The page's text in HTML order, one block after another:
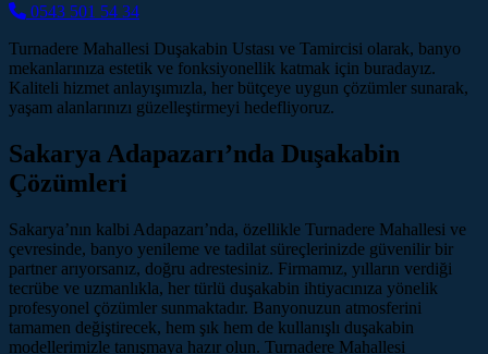
0543 501 54 34
Turnadere Mahallesi Duşakabin Ustası ve Tamircisi olarak, banyo
mekanlarınıza estetik ve fonksiyonellik katmak için buradayız.
Kaliteli hizmet anlayışımızla, her bütçeye uygun çözümler sunarak,
yaşam alanlarınızı güzelleştirmeyi hedefliyoruz.
Sakarya Adapazarı’nda Duşakabin
Çözümleri
Sakarya’nın kalbi Adapazarı’nda, özellikle Turnadere Mahallesi ve
çevresinde, banyo yenileme ve tadilat süreçlerinizde güvenilir bir
partner arıyorsanız, doğru adrestesiniz. Firmamız, yılların verdiği
tecrübe ve uzmanlıkla, her türlü duşakabin ihtiyacınıza yönelik
profesyonel çözümler sunmaktadır. Banyonuzun atmosferini
tamamen değiştirecek, hem şık hem de kullanışlı duşakabin
modellerimizle tanışmaya hazır olun. Turnadere Mahallesi